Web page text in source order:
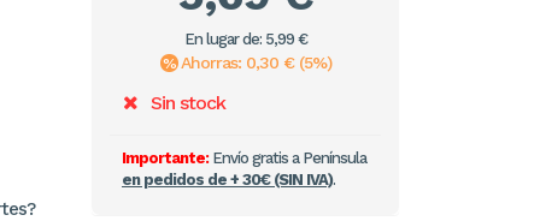
En lugar de: 5,99 €
Ahorras: 0,30 € (5%)
Sin stock
Importante:Envío gratis a Península
en pedidos de + 30€ (SIN IVA).